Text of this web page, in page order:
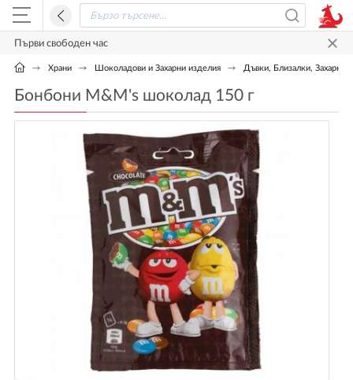
Първи свободен час
Храни Шоколадови и Захарни изделия Дъвки, Близалки, Захарни
Бонбони M&M's шоколад 150 г